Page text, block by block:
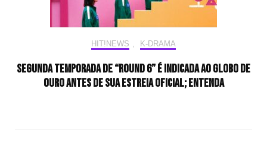
HIT!NEWS K-DRAMA
Segunda temporada de “Round 6” é indicada ao Globo de
Ouro antes de sua estreia oficial; entenda